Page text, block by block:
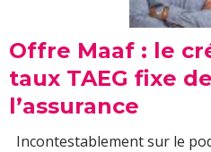
Offre Maaf : le
taux TAEG fixe
l’assurance
Incontestablement sur le